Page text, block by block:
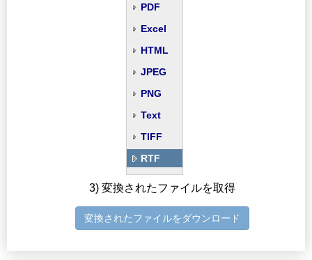
PDF
Excel
HTML
JPEG
PNG
Text
TIFF
RTF
3) 変換されたファイルを取得
変換されたファイルをダウンロード